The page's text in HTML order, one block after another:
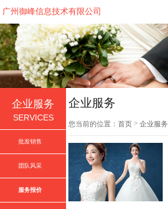
广州御峰信息技术有限公司
企业服务
SERVICES
批发销售
团队风采
服务报价
企业服务
您当前的位置：首页 >企业服务